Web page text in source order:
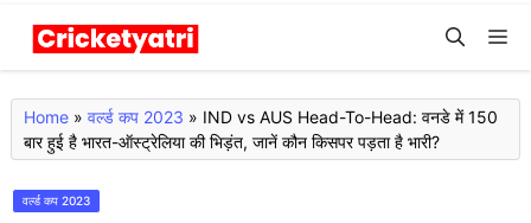
Skip
content
Home » वर्ल्ड कप 2023 » IND vs AUS Head-To-Head: वनडे में 150
बार हुई है भारत-ऑस्ट्रेलिया की भिड़ंत, जानें कौन किसपर पड़ता है भारी?
वर्ल्ड कप 2023